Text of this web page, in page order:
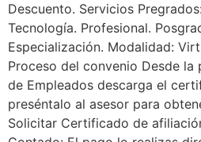
Descuento. Servicios
Tecnología. Profesional.
Especialización. Modalidad:
Proceso del convenio Desde la
de Empleados descarga el
preséntalo al asesor para
Solicitar Certificado de